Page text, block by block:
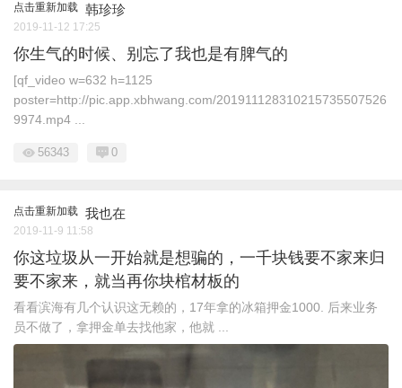
点击重新加载 韩珍珍
2019-11-12 17:25
你生气的时候、别忘了我也是有脾气的
[qf_video w=632 h=1125
poster=http://pic.app.xbhwang.com/201911128310215735507526
9974.mp4 ...
56343 0
点击重新加载 我也在
2019-11-9 11:58
你这垃圾从一开始就是想骗的，一千块钱要不家来归
要不家来，就当再你块棺材板的
看看滨海有几个认识这无赖的，17年拿的冰箱押金1000. 后来业务
员不做了，拿押金单去找他家，他就 ...